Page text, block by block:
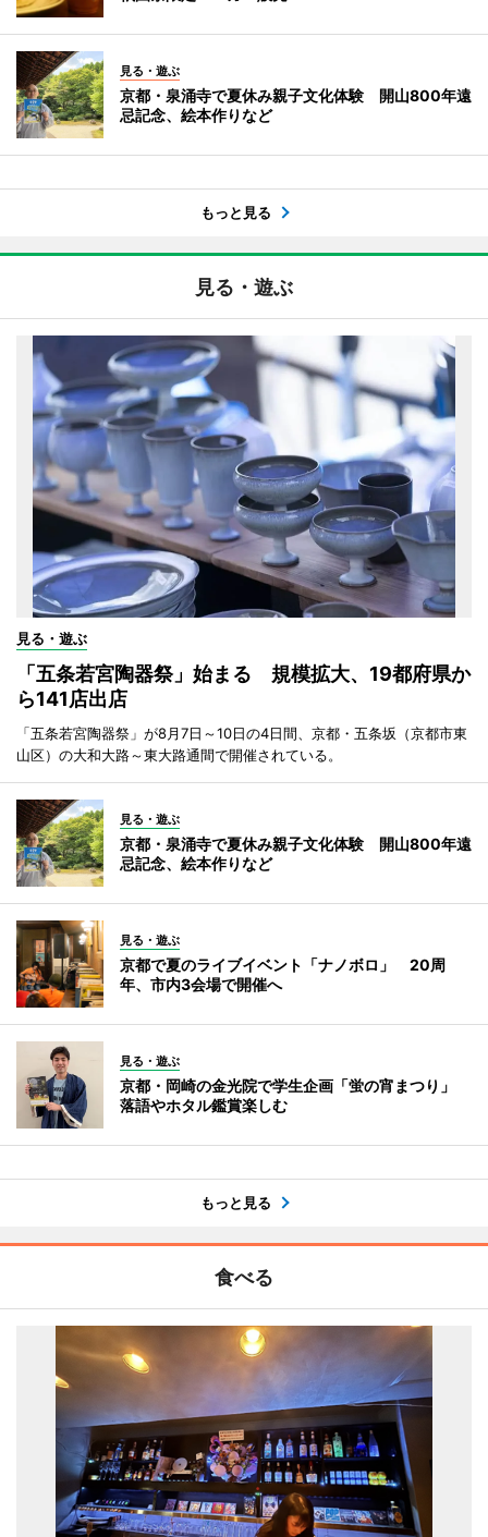
見る・遊ぶ
京都・泉涌寺で夏休み親子文化体験 開山800年遠
忌記念、絵本作りなど
もっと見る
見る・遊ぶ
見る・遊ぶ
「五条若宮陶器祭」始まる 規模拡大、19都府県か
ら141店出店
「五条若宮陶器祭」が8月7日～10日の4日間、京都・五条坂（京都市東
山区）の大和大路～東大路通間で開催されている。
見る・遊ぶ
京都・泉涌寺で夏休み親子文化体験 開山800年遠
忌記念、絵本作りなど
見る・遊ぶ
京都で夏のライブイベント「ナノボロ」 20周
年、市内3会場で開催へ
見る・遊ぶ
京都・岡崎の金光院で学生企画「蛍の宵まつり」
落語やホタル鑑賞楽しむ
もっと見る
食べる